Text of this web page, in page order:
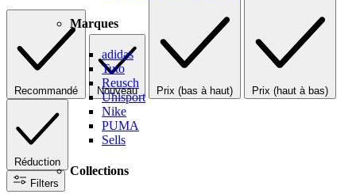
Marques
adidas
Tuto
Reusch
Uhlsport
Nike
PUMA
Sells
Collections
Recommandé Nouveau Prix (bas à haut) Prix (haut à bas)
Réduction
Filters